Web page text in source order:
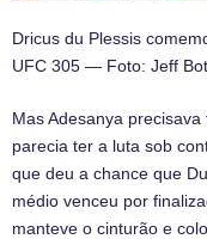
Dricus du Plessis
UFC 305 — Foto: Jeff
Mas Adesanya
parecia ter a luta sob
que deu a chance que
médio venceu por
manteve o cinturão e